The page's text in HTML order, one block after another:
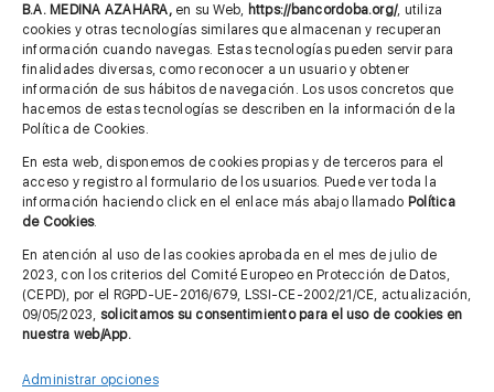
B.A. MEDINA AZAHARA, en su Web, https://bancordoba.org/, utiliza
cookies y otras tecnologías similares que almacenan y recuperan
información cuando navegas. Estas tecnologías pueden servir para
finalidades diversas, como reconocer a un usuario y obtener
información de sus hábitos de navegación. Los usos concretos que
hacemos de estas tecnologías se describen en la información de la
Política de Cookies.
En esta web, disponemos de cookies propias y de terceros para el
acceso y registro al formulario de los usuarios. Puede ver toda la
información haciendo click en el enlace más abajo llamado Política
de Cookies.
En atención al uso de las cookies aprobada en el mes de julio de
2023, con los criterios del Comité Europeo en Protección de Datos,
(CEPD), por el RGPD-UE-2016/679, LSSI-CE-2002/21/CE, actualización,
09/05/2023, solicitamos su consentimiento para el uso de cookies en
nuestra web/App.
Administrar opciones
685 901 226
MÁS INFORMACIÓN
Aviso legal
Política de privacidad
Cita previa FAGA